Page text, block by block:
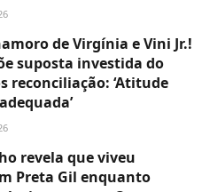
de Virgínia e Vini Jr.!
suposta investida do
reconciliação: ‘Atitude
revela que viveu
Preta Gil enquanto